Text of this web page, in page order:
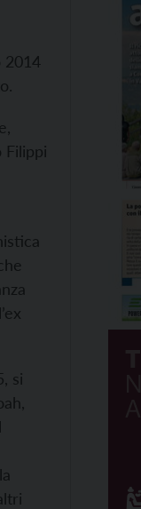
2014
Filippi
si